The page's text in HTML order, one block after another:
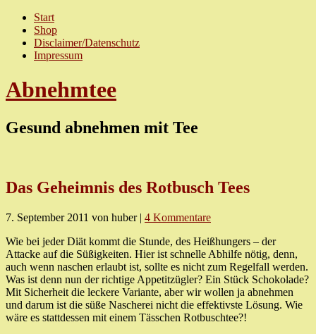
Start
Shop
Disclaimer/Datenschutz
Impressum
Abnehmtee
Gesund abnehmen mit Tee
Das Geheimnis des Rotbusch Tees
7. September 2011 von huber| 4 Kommentare
Wie bei jeder Diät kommt die Stunde, des Heißhungers – der
Attacke auf die Süßigkeiten. Hier ist schnelle Abhilfe nötig, denn,
auch wenn naschen erlaubt ist, sollte es nicht zum Regelfall werden.
Was ist denn nun der richtige Appetitzügler? Ein Stück Schokolade?
Mit Sicherheit die leckere Variante, aber wir wollen ja abnehmen
und darum ist die süße Nascherei nicht die effektivste Lösung. Wie
wäre es stattdessen mit einem Tässchen Rotbuschtee?!